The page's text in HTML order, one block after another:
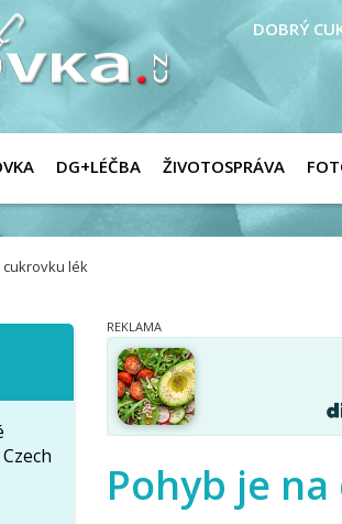
DOBRÝ
DG+LÉČBA ŽIVOTOSPRÁVA
lék
Pohyb je